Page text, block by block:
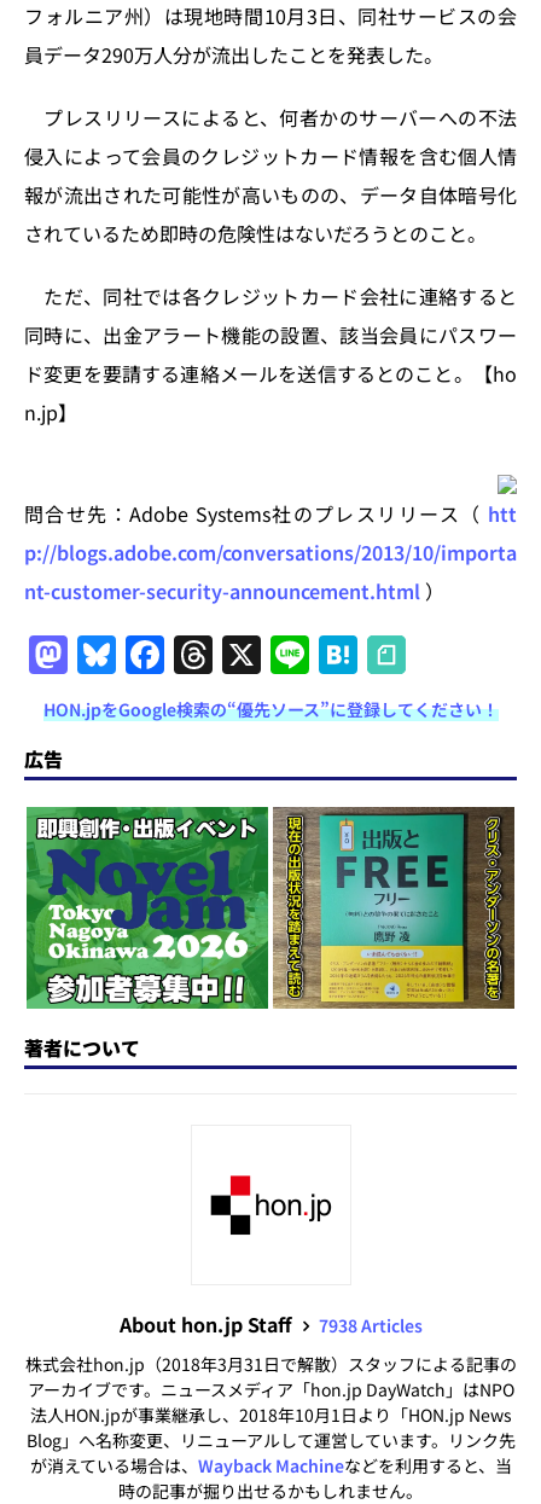
o y o
k
s
フォルニア州）は現地時間10月3日、同社サービスの会
員データ290万人分が流出したことを発表した。
プレスリリースによると、何者かのサーバーへの不法
侵入によって会員のクレジットカード情報を含む個人情
報が流出された可能性が高いものの、データ自体暗号化
されているため即時の危険性はないだろうとのこと。
ただ、同社では各クレジットカード会社に連絡すると
同時に、出金アラート機能の設置、該当会員にパスワー
ド変更を要請する連絡メールを送信するとのこと。【ho
n.jp】
問合せ先：Adobe Systems社のプレスリリース（ htt
p://blogs.adobe.com/conversations/2013/10/importa
nt-customer-security-announcement.html ）
M
a
st
o
d
o
n
Bl
u
e
s
k
y
F
a
c
e
b
o
o
k
T
h
re
a
d
s
X Li
n
e
H
at
e
n
a
HON.jpをGoogle検索の“優先ソース”に登録してください！
広告
著者について
About hon.jp Staff
7938 Articles
株式会社hon.jp（2018年3月31日で解散）スタッフによる記事の
アーカイブです。ニュースメディア「hon.jp DayWatch」はNPO
法人HON.jpが事業継承し、2018年10月1日より「HON.jp News
Blog」へ名称変更、リニューアルして運営しています。リンク先
が消えている場合は、 Wayback Machineなどを利用すると、当
時の記事が掘り出せるかもしれません。